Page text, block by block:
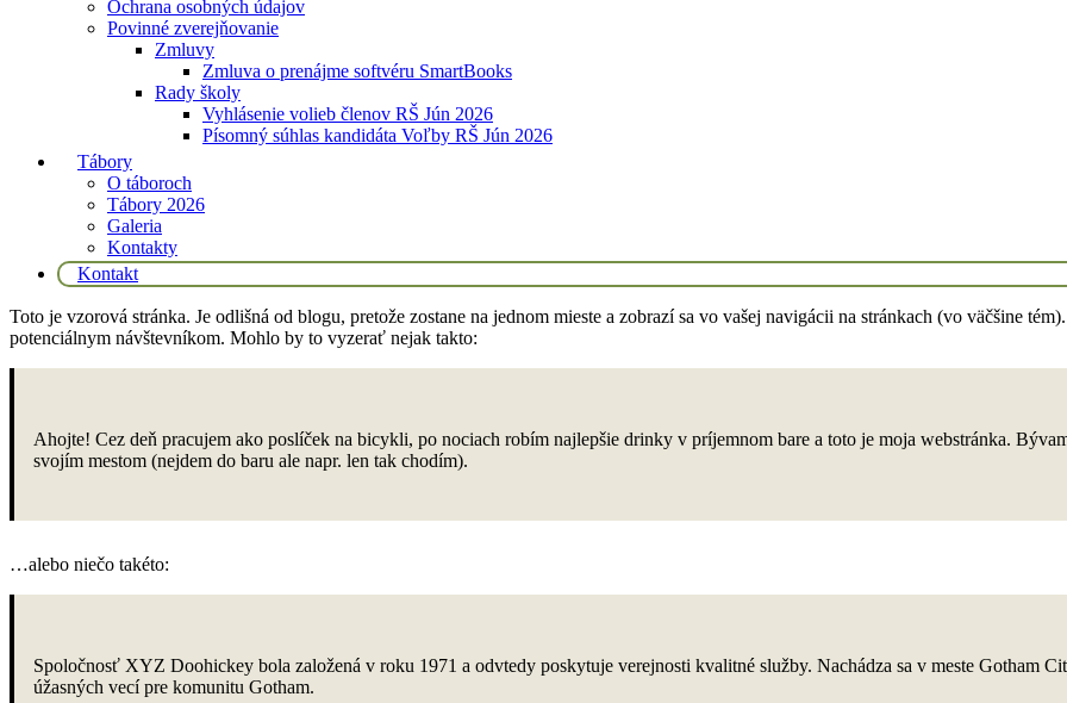
Ochrana osobných údajov
Povinné zverejňovanie
Zmluvy
Zmluva o prenájme softvéru SmartBooks
Rady školy
Vyhlásenie volieb členov RŠ Jún 2026
Písomný súhlas kandidáta Voľby RŠ Jún 2026
Tábory
O táboroch
Tábory 2026
Galeria
Kontakty
Kontakt
Toto je vzorová stránka. Je odlišná od blogu, pretože zostane na jednom mieste a zobrazí sa vo vašej navigácii na stránkach (vo väčšine
potenciálnym návštevníkom. Mohlo by to vyzerať nejak takto:
Ahojte! Cez deň pracujem ako poslíček na bicykli, po nociach robím najlepšie drinky v príjemnom bare a toto je moja webstránka.
svojím mestom (nejdem do baru ale napr. len tak chodím).
…alebo niečo takéto:
Spoločnosť XYZ Doohickey bola založená v roku 1971 a odvtedy poskytuje verejnosti kvalitné služby. Nachádza sa v meste Gotham
úžasných vecí pre komunitu Gotham.